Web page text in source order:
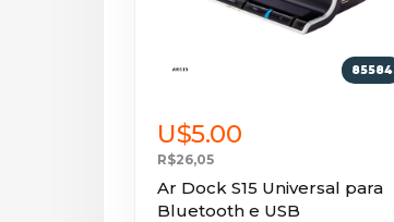
85584
U$5.00
R$26,05
Ar Dock S15 Universal para
Bluetooth e USB